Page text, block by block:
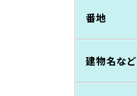
番地
建物名など